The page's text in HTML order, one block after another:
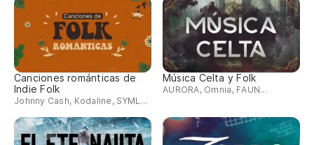
Canciones románticas de
Indie Folk
Johnny Cash, Kodaline, SYML...
Música Celta y Folk
AURORA, Omnia, FAUN...